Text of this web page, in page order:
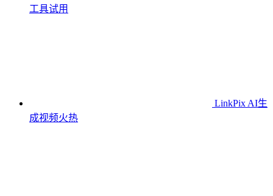
工具试用
LinkPix AI生
成视频火热